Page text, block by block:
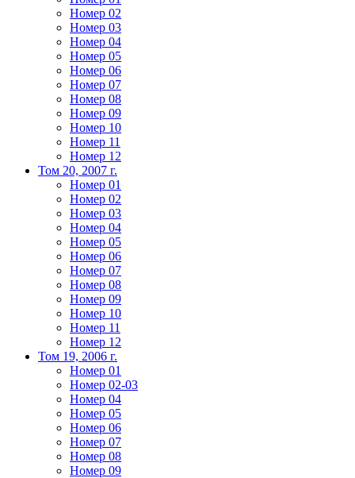
Номер 02
Номер 03
Номер 04
Номер 05
Номер 06
Номер 07
Номер 08
Номер 09
Номер 10
Номер 11
Номер 12
Том 20, 2007 г.
Номер 01
Номер 02
Номер 03
Номер 04
Номер 05
Номер 06
Номер 07
Номер 08
Номер 09
Номер 10
Номер 11
Номер 12
Том 19, 2006 г.
Номер 01
Номер 02-03
Номер 04
Номер 05
Номер 06
Номер 07
Номер 08
Номер 09